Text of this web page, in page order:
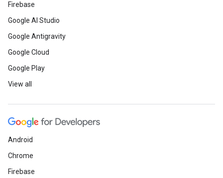
Firebase
Google AI Studio
Google Antigravity
Google Cloud
Google Play
View all
Android
Chrome
Firebase